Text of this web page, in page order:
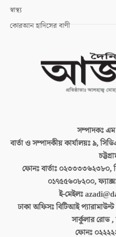
স্বাস্থ্য
কোরআন হাদিসের বাণী
সম্পাদকঃএম
বার্তা ও সম্পাদকীয় কার্যালয়ঃ৯,
ফোনঃ বার্তাঃ ০২৩৩৩৩৬২৩৮০,
০১৭৫৫৬০৮২০০,
ই-মেইলঃ
ঢাকা অফিসঃবিটিআই
সার্কুলার রোড ,
ফোনঃ